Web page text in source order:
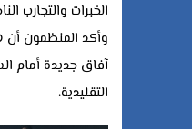
الخبرات والتجارب
وأكد المنظمون أن
آفاق جديدة أمام
التقليدية.